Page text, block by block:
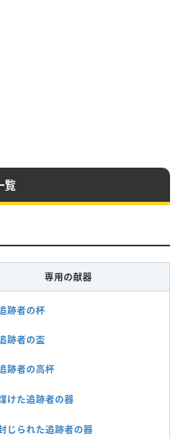
覧
専用の献器
跡者の杯
跡者の盃
跡者の高杯
けた追跡者の器
じられた追跡者の器